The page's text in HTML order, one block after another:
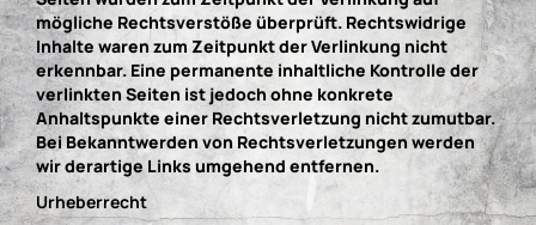
mögliche Rechtsverstöße überprüft. Rechtswidrige
Inhalte waren zum Zeitpunkt der Verlinkung nicht
erkennbar. Eine permanente inhaltliche Kontrolle der
verlinkten Seiten ist jedoch ohne konkrete
Anhaltspunkte einer Rechtsverletzung nicht zumutbar.
Bei Bekanntwerden von Rechtsverletzungen werden
wir derartige Links umgehend entfernen.
Urheberrecht